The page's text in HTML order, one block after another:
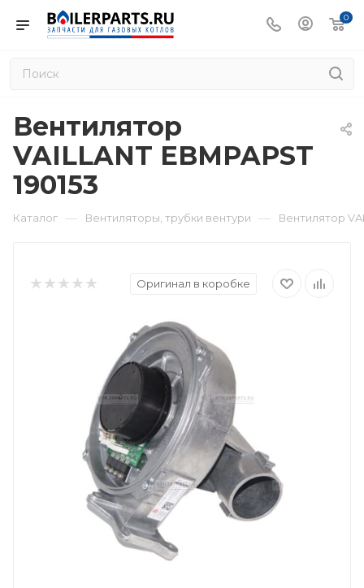
0
Вентилятор
VAILLANT EBMPAPST
190153
Каталог — Вентиляторы, трубки вентури — Вентилятор
Оригинал в коробке